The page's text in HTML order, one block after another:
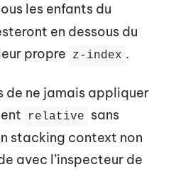
les enfants du
en dessous du
propre
z-index .
de ne jamais appliquer
relative
sans
stacking context non
avec l’inspecteur de